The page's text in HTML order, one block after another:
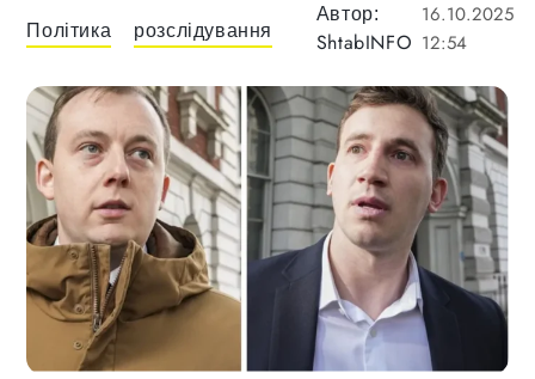
Політика розслідування
Автор:
ShtabINFO
16.10.2025
12:54